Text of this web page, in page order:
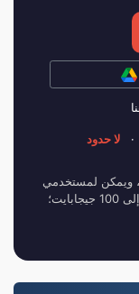
·
مجانًا، ويمكن لمستخدمي